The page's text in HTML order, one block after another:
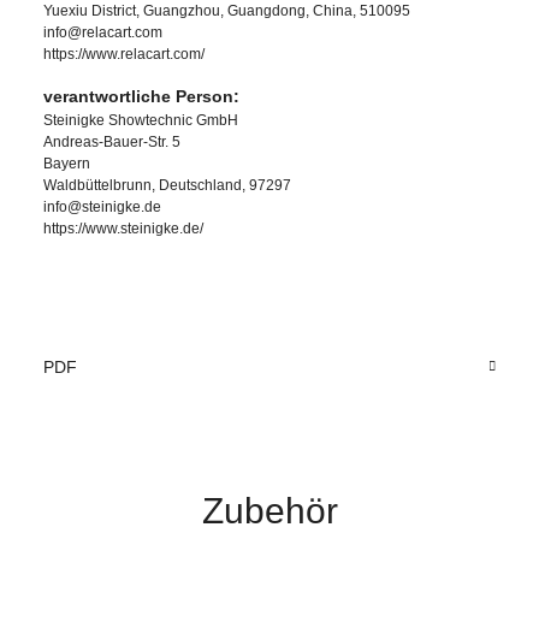
Yuexiu District, Guangzhou, Guangdong, China, 510095
info@relacart.com
https://www.relacart.com/
verantwortliche Person:
Steinigke Showtechnic GmbH
Andreas-Bauer-Str. 5
Bayern
Waldbüttelbrunn, Deutschland, 97297
info@steinigke.de
https://www.steinigke.de/
PDF
Zubehör